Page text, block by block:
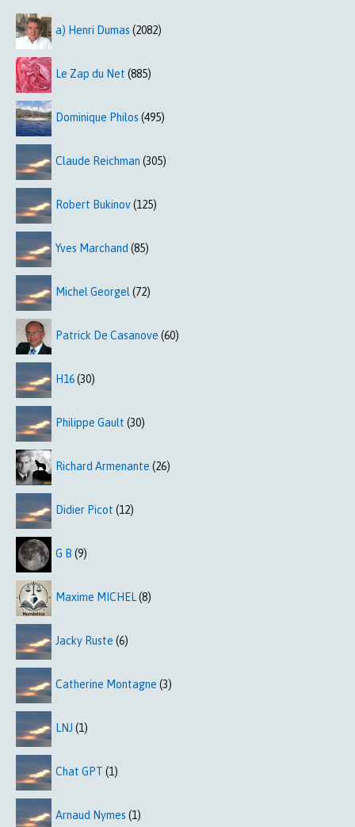
a) Henri Dumas (2082)
Le Zap du Net (885)
Dominique Philos (495)
Claude Reichman (305)
Robert Bukinov(125)
Yves Marchand (85)
Michel Georgel (72)
Patrick De Casanove (60)
H16(30)
Philippe Gault (30)
Richard Armenante (26)
Didier Picot (12)
G B (9)
Maxime MICHEL(8)
Jacky Ruste (6)
Catherine Montagne (3)
LNJ (1)
Chat GPT (1)
Arnaud Nymes (1)